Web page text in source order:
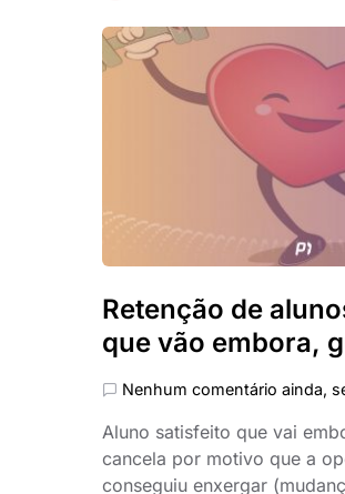
Retenção de
que vão embora,
Nenhum comentário ainda,
Aluno satisfeito que vai
cancela por motivo que a
conseguiu enxergar